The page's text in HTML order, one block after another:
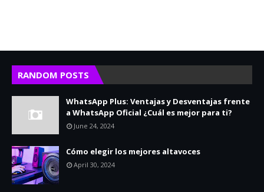
RANDOM POSTS
WhatsApp Plus: Ventajas y Desventajas frente
a WhatsApp Oficial ¿Cuál es mejor para ti?
June 24, 2024
Cómo elegir los mejores altavoces
April 30, 2024